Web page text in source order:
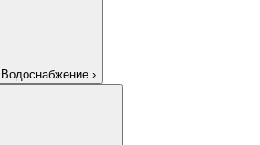
Водоснабжение ›